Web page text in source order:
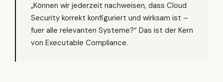
„Können wir jederzeit nachweisen, dass Cloud
Security korrekt konfiguriert und wirksam ist –
fuer alle relevanten Systeme?“ Das ist der Kern
von Executable Compliance.